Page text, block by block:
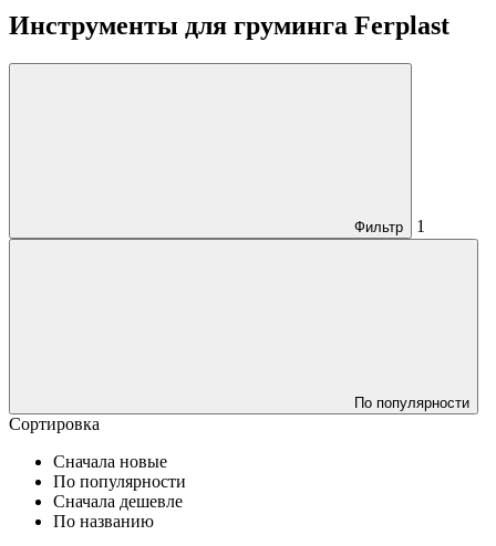
Инструменты для груминга Ferplast
Фильтр 1
По популярности
Сортировка
Сначала новые
По популярности
Сначала дешевле
По названию